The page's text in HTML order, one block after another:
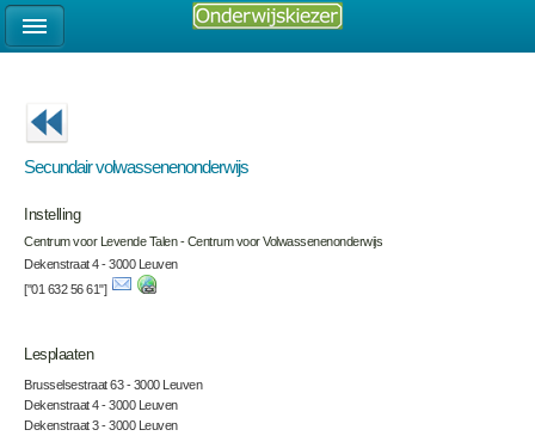
Secundair volwassenenonderwijs
Instelling
Centrum voor Levende Talen - Centrum voor Volwassenenonderwijs
Dekenstraat 4 - 3000 Leuven
["01 632 56 61"]
Lesplaaten
Brusselsestraat 63 - 3000 Leuven
Dekenstraat 4 - 3000 Leuven
Dekenstraat 3 - 3000 Leuven